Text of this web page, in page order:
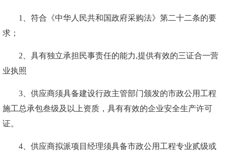
1、符合《中华人民共和国政府采购法》第二十二条的要
求；
2、具有独立承担民事责任的能力,提供有效的三证合一营
业执照
3、 供应商须具备建设行政主管部门颁发的市政公用工程
施工总承包叁级及 以上资质，具有有效的企业安全生产许可
证。
4、供应商拟派项目经理须具备市政公用工程专业贰级或